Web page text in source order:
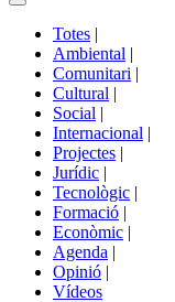
Commutador
portals
Totes |
Ambiental |
Comunitari |
Cultural |
Social |
Internacional |
Projectes |
Jurídic |
Tecnològic |
Formació |
Econòmic |
Agenda |
Opinió |
Vídeos